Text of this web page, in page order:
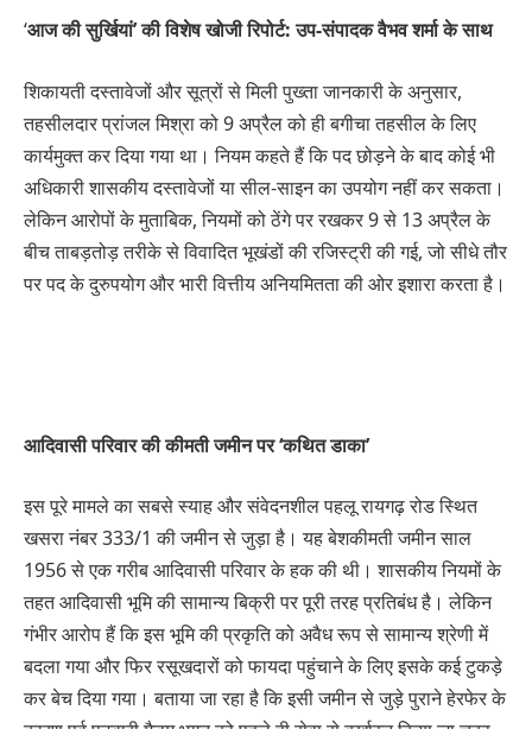
‘आज की सुर्खियां’ की विशेष खोजी रिपोर्ट: उप-संपादक वैभव शर्मा के साथ
शिकायती दस्तावेजों और सूत्रों से मिली पुख्ता जानकारी के अनुसार,
तहसीलदार प्रांजल मिश्रा को 9 अप्रैल को ही बगीचा तहसील के लिए
कार्यमुक्त कर दिया गया था। नियम कहते हैं कि पद छोड़ने के बाद कोई भी
अधिकारी शासकीय दस्तावेजों या सील-साइन का उपयोग नहीं कर सकता।
लेकिन आरोपों के मुताबिक, नियमों को ठेंगे पर रखकर 9 से 13 अप्रैल के
बीच ताबड़तोड़ तरीके से विवादित भूखंडों की रजिस्ट्री की गई, जो सीधे तौर
पर पद के दुरुपयोग और भारी वित्तीय अनियमितता की ओर इशारा करता है।
आदिवासी परिवार की कीमती जमीन पर ‘कथित डाका’
इस पूरे मामले का सबसे स्याह और संवेदनशील पहलू रायगढ़ रोड स्थित
खसरा नंबर 333/1 की जमीन से जुड़ा है। यह बेशकीमती जमीन साल
1956 से एक गरीब आदिवासी परिवार के हक की थी। शासकीय नियमों के
तहत आदिवासी भूमि की सामान्य बिक्री पर पूरी तरह प्रतिबंध है। लेकिन
गंभीर आरोप हैं कि इस भूमि की प्रकृति को अवैध रूप से सामान्य श्रेणी में
बदला गया और फिर रसूखदारों को फायदा पहुंचाने के लिए इसके कई टुकड़े
कर बेच दिया गया। बताया जा रहा है कि इसी जमीन से जुड़े पुराने हेरफेर के